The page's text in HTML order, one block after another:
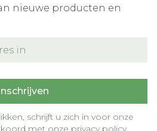
nieuwe producten en
schrijft u zich in voor onze
met onze privacy policy